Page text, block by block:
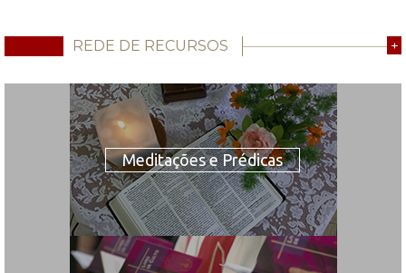
REDE DE RECURSOS +
Meditações e Prédicas